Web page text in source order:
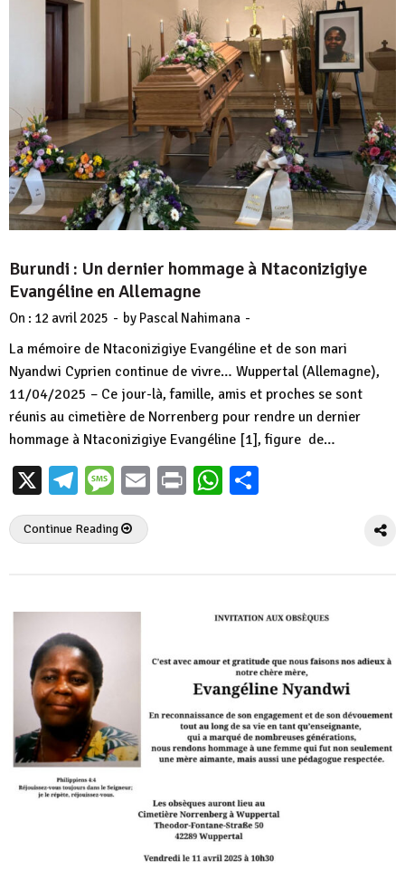
Burundi : Un dernier hommage à Ntaconizigiye
Evangéline en Allemagne
On : 12 avril 2025 - by Pascal Nahimana -
La mémoire de Ntaconizigiye Evangéline et de son mari
Nyandwi Cyprien continue de vivre… Wuppertal (Allemagne),
11/04/2025 – Ce jour-là, famille, amis et proches se sont
réunis au cimetière de Norrenberg pour rendre un dernier
hommage à Ntaconizigiye Evangéline [1], figure de…
X Telegram
Message
EmailPrintWhatsApp
Continue Reading